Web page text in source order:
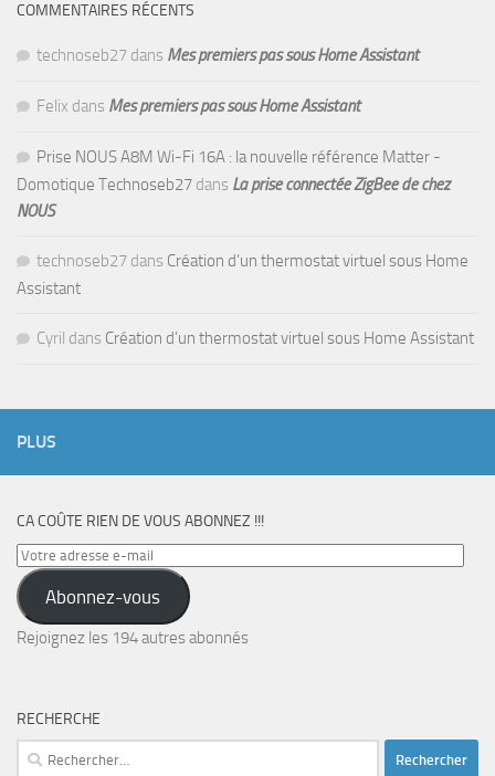
COMMENTAIRES RÉCENTS
technoseb27 dans Mes premiers pas sous Home Assistant
Felix dans Mes premiers pas sous Home Assistant
Prise NOUS A8M Wi-Fi 16A : la nouvelle référence Matter -
Domotique Technoseb27 dans La prise connectée ZigBee de chez
NOUS
technoseb27 dans Création d’un thermostat virtuel sous Home
Assistant
Cyril dans Création d’un thermostat virtuel sous Home Assistant
PLUS
CA COÛTE RIEN DE VOUS ABONNEZ !!!
Votre
adresse
e-
mail
Abonnez-vous
Rejoignez les 194 autres abonnés
RECHERCHE
Rechercher :